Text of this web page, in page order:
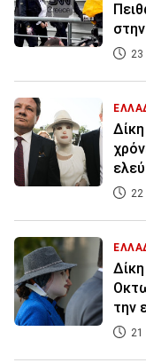
23
22
Δίκη
την
21